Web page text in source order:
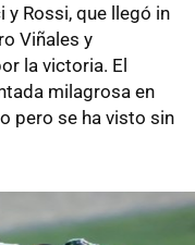
y Rossi, que llegó in
Viñales y
la victoria. El
milagrosa en
pero se ha visto sin